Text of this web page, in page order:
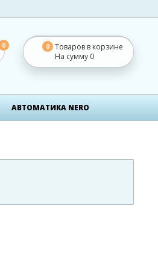
0 0
Товаров в корзине
На сумму 0
АВТОМАТИКА NERO